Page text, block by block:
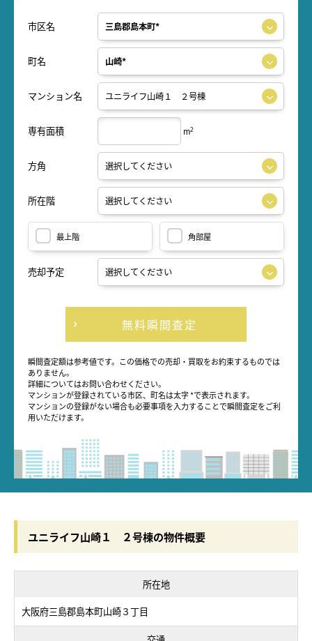
市区名
町名
マンション名
専有面積 m2
方角
所在階
最上階 角部屋
売却予定
無料瞬間査定
瞬間査定額は参考値です。この価格での売却・買取をお約束するものでは
ありません。
詳細についてはお問い合わせください。
マンションが登録されている市区、町名は太字 *で表示されます。
マンションの登録がない場合も必要事項を入力することで瞬間査定をご利
用いただけます。
ユニライフ山崎１ ２号棟の物件概要
所在地
大阪府三島郡島本町山崎３丁目